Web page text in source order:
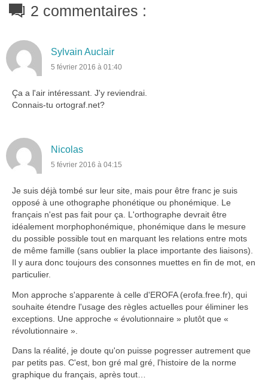
2 commentaires :
Sylvain Auclair
5 février 2016 à 01:40
Ça a l'air intéressant. J'y reviendrai.
Connais-tu ortograf.net?
Nicolas
5 février 2016 à 04:15
Je suis déjà tombé sur leur site, mais pour être franc je suis
opposé à une othographe phonétique ou phonémique. Le
français n'est pas fait pour ça. L'orthographe devrait être
idéalement morphophonémique, phonémique dans le mesure
du possible possible tout en marquant les relations entre mots
de même famille (sans oublier la place importante des liaisons).
Il y aura donc toujours des consonnes muettes en fin de mot, en
particulier.
Mon approche s'apparente à celle d'EROFA (erofa.free.fr), qui
souhaite étendre l'usage des règles actuelles pour éliminer les
exceptions. Une approche « évolutionnaire » plutôt que «
révolutionnaire ».
Dans la réalité, je doute qu'on puisse pogresser autrement que
par petits pas. C'est, bon gré mal gré, l'histoire de la norme
graphique du français, après tout…